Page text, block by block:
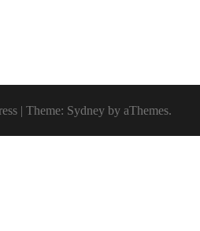
| Theme: Sydney by aThemes.